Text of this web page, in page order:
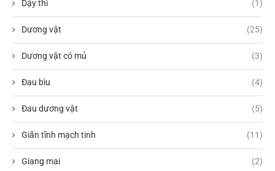
Dậy thì (1)
Dương vật (25)
Dương vật có mủ (3)
Đau bìu (4)
Đau dương vật (5)
Giãn tĩnh mạch tinh (11)
Giang mai (2)